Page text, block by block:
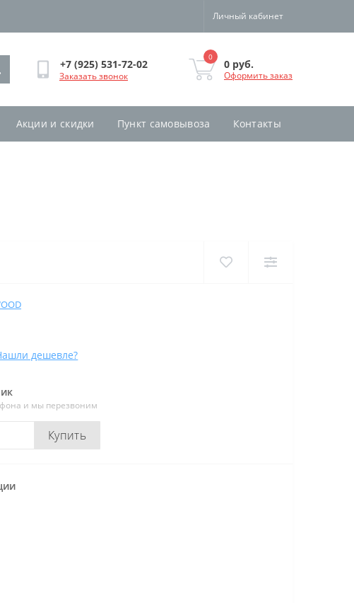
Личный кабинет
+7 (925) 531-72-02
Заказать звонок
0
0 руб.
Оформить заказ
Акции и скидки Пункт самовывоза Контакты
дешевле?
и мы перезвоним
Купить